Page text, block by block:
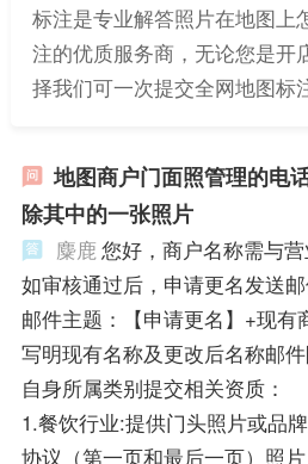
标注是专业解答照片在地图上
注的优质服务商，无论您是开
择我们可一次提交全网地图标
地图商户门面照管理的电
除其中的一张照片
麋鹿 您好，商户名称需与
如审核通过后，申请更名发送
邮件主题：【申请更名】+现有
写明现有名称及更改后名称邮
自身所属类别提交相关资质：
1.餐饮行业:提供门头照片或品
协议（第一页和最后一页）照